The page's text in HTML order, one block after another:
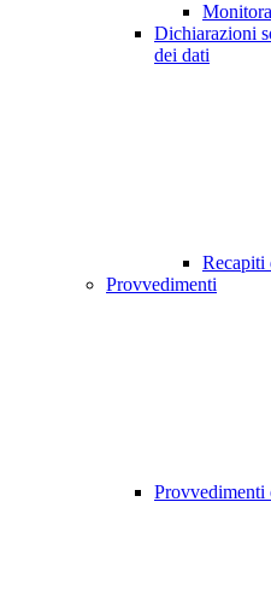
Dichiarazioni
dei dati
Recapiti
Provvedimenti